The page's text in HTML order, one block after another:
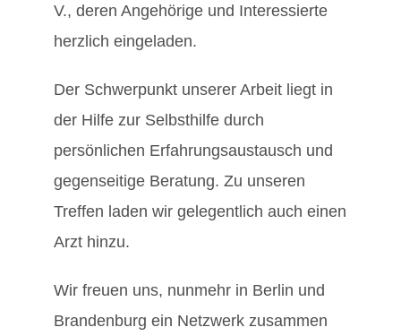
V., deren Angehörige und Interessierte
herzlich eingeladen.
Der Schwerpunkt unserer Arbeit liegt in
der Hilfe zur Selbsthilfe durch
persönlichen Erfahrungsaustausch und
gegenseitige Beratung. Zu unseren
Treffen laden wir gelegentlich auch einen
Arzt hinzu.
Wir freuen uns, nunmehr in Berlin und
Brandenburg ein Netzwerk zusammen